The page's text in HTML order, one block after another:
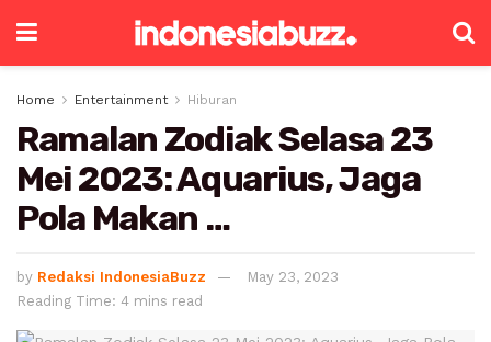
Home Entertainment Hiburan
Ramalan Zodiak Selasa 23
Mei 2023: Aquarius, Jaga
Pola Makan …
by Redaksi IndonesiaBuzz
May 23, 2023
Reading Time: 4 mins read